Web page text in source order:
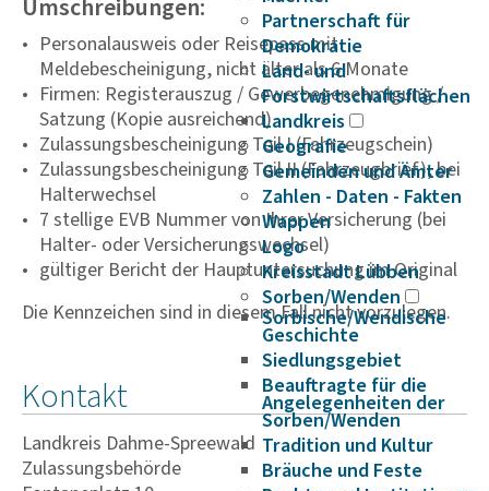
Partnerschaft für
Demokratie
Land- und
Forstwirtschaftsflächen
Landkreis
Geografie
Gemeinden und Ämter
Zahlen - Daten - Fakten
Wappen
Logo
Kreisstadt Lübben
Sorben/Wenden
Sorbische/Wendische
Geschichte
Siedlungsgebiet
Beauftragte für die
Angelegenheiten der
Sorben/Wenden
Tradition und Kultur
Bräuche und Feste
Umschreibungen:
Personalausweis oder Reisepass mit
Meldebescheinigung, nicht älter als 6 Monate
Firmen: Registerauszug / Gewerbegenehmigung /
Satzung (Kopie ausreichend)
Zulassungsbescheinigung Teil I (Fahrzeugschein)
Zulassungsbescheinigung Teil II (Fahrzeugbrief), bei
Halterwechsel
7 stellige EVB Nummer von Ihrer Versicherung (bei
Halter- oder Versicherungswechsel)
gültiger Bericht der Hauptuntersuchung im Original
Die Kennzeichen sind in diesem Fall nicht vorzulegen.
Kontakt
Landkreis Dahme-Spreewald
Zulassungsbehörde